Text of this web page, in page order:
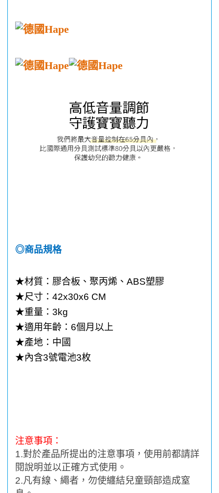
◎商品規格
★材質：膠合板、聚丙烯、 ABS塑膠
★尺寸： 42x30x6 CM
★重量： 3kg
★適用年齡： 6個月以上
★產地：中國
★內含3號電池3枚
注意事項：
1.對於產品所提出的注意事項，使用前都請詳
閱說明並以正確方式使用。
2.凡有線、繩者，勿使纏結兒童頸部造成窒